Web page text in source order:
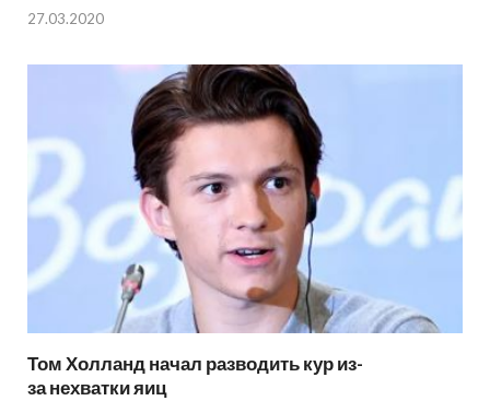
27.03.2020
Том Холланд начал разводить кур из-
за нехватки яиц